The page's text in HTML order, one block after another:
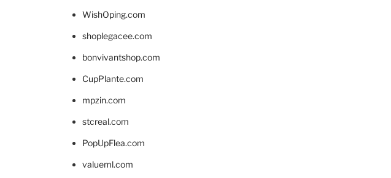
WishOping.com
shoplegacee.com
bonvivantshop.com
CupPlante.com
mpzin.com
stcreal.com
PopUpFlea.com
valueml.com